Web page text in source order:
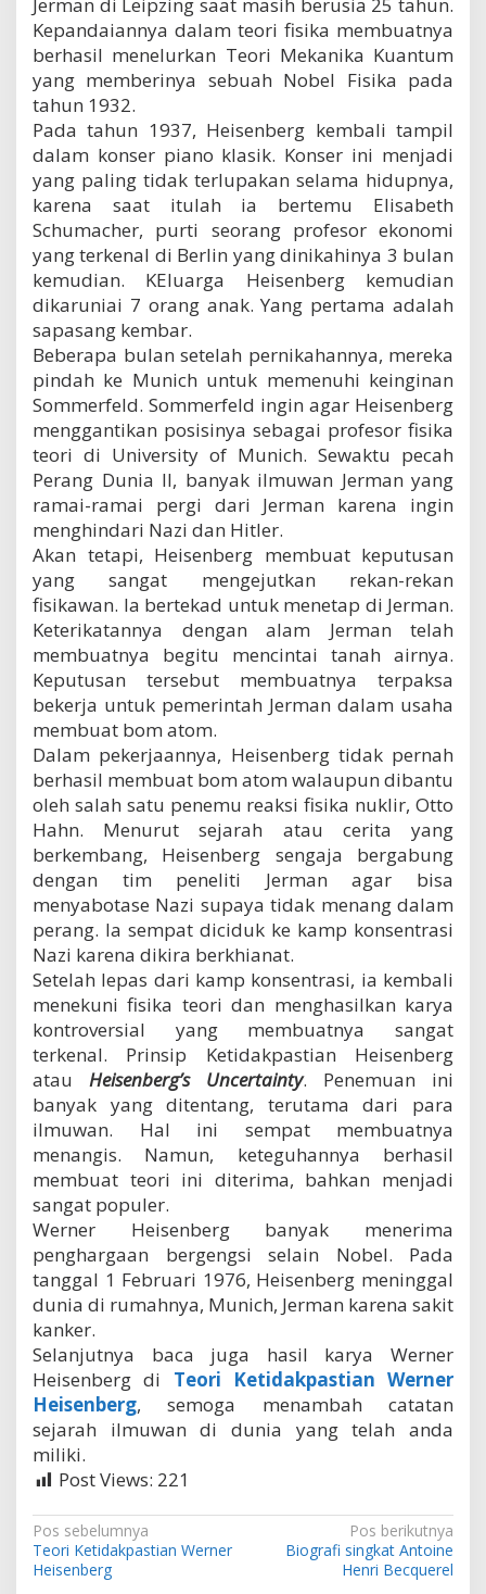
Jerman di Leipzing saat masih berusia 25 tahun.
Kepandaiannya dalam teori fisika membuatnya
berhasil menelurkan Teori Mekanika Kuantum
yang memberinya sebuah Nobel Fisika pada
tahun 1932.
Pada tahun 1937, Heisenberg kembali tampil
dalam konser piano klasik. Konser ini menjadi
yang paling tidak terlupakan selama hidupnya,
karena saat itulah ia bertemu Elisabeth
Schumacher, purti seorang profesor ekonomi
yang terkenal di Berlin yang dinikahinya 3 bulan
kemudian. KEluarga Heisenberg kemudian
dikaruniai 7 orang anak. Yang pertama adalah
sapasang kembar.
Beberapa bulan setelah pernikahannya, mereka
pindah ke Munich untuk memenuhi keinginan
Sommerfeld. Sommerfeld ingin agar Heisenberg
menggantikan posisinya sebagai profesor fisika
teori di University of Munich. Sewaktu pecah
Perang Dunia II, banyak ilmuwan Jerman yang
ramai-ramai pergi dari Jerman karena ingin
menghindari Nazi dan Hitler.
Akan tetapi, Heisenberg membuat keputusan
yang sangat mengejutkan rekan-rekan
fisikawan. Ia bertekad untuk menetap di Jerman.
Keterikatannya dengan alam Jerman telah
membuatnya begitu mencintai tanah airnya.
Keputusan tersebut membuatnya terpaksa
bekerja untuk pemerintah Jerman dalam usaha
membuat bom atom.
Dalam pekerjaannya, Heisenberg tidak pernah
berhasil membuat bom atom walaupun dibantu
oleh salah satu penemu reaksi fisika nuklir, Otto
Hahn. Menurut sejarah atau cerita yang
berkembang, Heisenberg sengaja bergabung
dengan tim peneliti Jerman agar bisa
menyabotase Nazi supaya tidak menang dalam
perang. Ia sempat diciduk ke kamp konsentrasi
Nazi karena dikira berkhianat.
Setelah lepas dari kamp konsentrasi, ia kembali
menekuni fisika teori dan menghasilkan karya
kontroversial yang membuatnya sangat
terkenal. Prinsip Ketidakpastian Heisenberg
atau Heisenberg’s Uncertainty. Penemuan ini
banyak yang ditentang, terutama dari para
ilmuwan. Hal ini sempat membuatnya
menangis. Namun, keteguhannya berhasil
membuat teori ini diterima, bahkan menjadi
sangat populer.
Werner Heisenberg banyak menerima
penghargaan bergengsi selain Nobel. Pada
tanggal 1 Februari 1976, Heisenberg meninggal
dunia di rumahnya, Munich, Jerman karena sakit
kanker.
Selanjutnya baca juga hasil karya Werner
Heisenberg di Teori Ketidakpastian Werner
Heisenberg, semoga menambah catatan
sejarah ilmuwan di dunia yang telah anda
miliki.
Post Views: 221
N
a
Pos sebelumnya
Teori Ketidakpastian Werner
Heisenberg
Pos berikutnya
Biografi singkat Antoine
Henri Becquerel